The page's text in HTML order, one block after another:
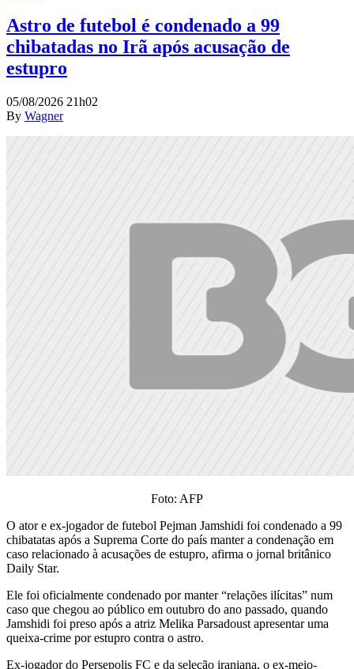
Astro de futebol é condenado a 99
chibatadas no Irã após acusação de
estupro
05/08/2026 21h02
By Wagner
Foto: AFP
O ator e ex-jogador de futebol Pejman Jamshidi foi condenado a 99
chibatatas após a Suprema Corte do país manter a condenação em
caso relacionado à acusações de estupro, afirma o jornal britânico
Daily Star.
Ele foi oficialmente condenado por manter “relações ilícitas” num
caso que chegou ao público em outubro do ano passado, quando
Jamshidi foi preso após a atriz Melika Parsadoust apresentar uma
queixa-crime por estupro contra o astro.
Ex-jogador do Persepolis FC e da seleção iraniana, o ex-meio-